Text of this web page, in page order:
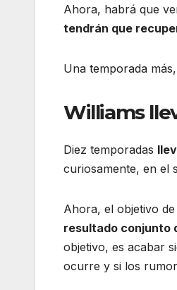
Ahora, habrá que
tendrán que
Una temporada
Williams
Diez temporadas
curiosamente, en el
Ahora, el objetivo
resultado conjunto
objetivo, es acabar
ocurre y si los